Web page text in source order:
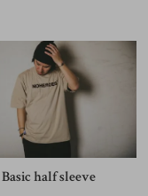
Basic half sleeve